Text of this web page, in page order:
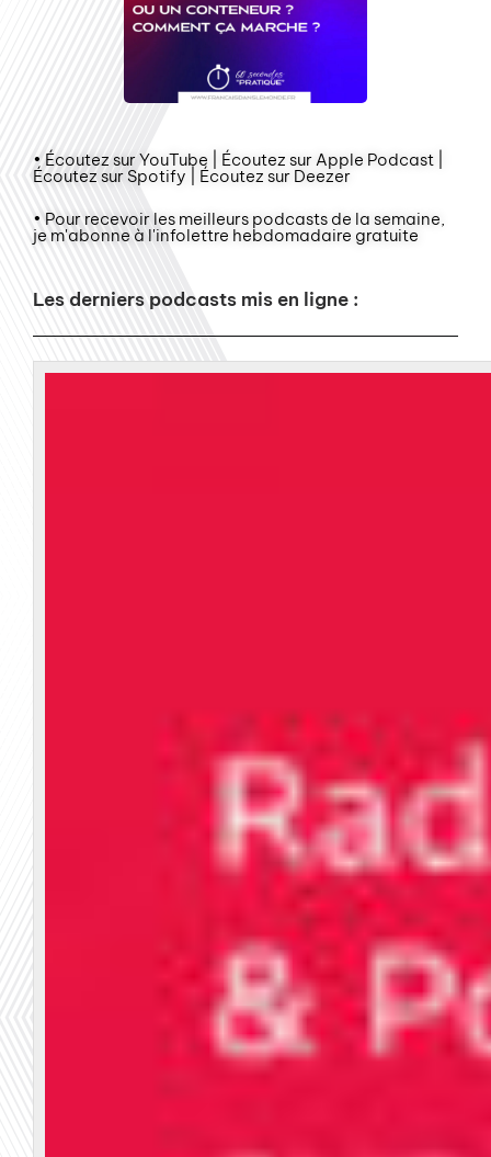
• Écoutez sur YouTube | Écoutez sur Apple Podcast |
Écoutez sur Spotify | Écoutez sur Deezer
• Pour recevoir les meilleurs podcasts de la semaine,
je m'abonne à l'infolettre hebdomadaire gratuite
Les derniers podcasts mis en ligne :